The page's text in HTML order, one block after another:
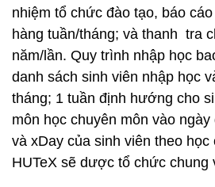
nhiệm tổ chức đào tạo, báo
hàng tuần/tháng; và thanh tra
năm/lần. Quy trình nhập học
danh sách sinh viên nhập học
tháng; 1 tuần định hướng cho
môn học chuyên môn vào
và xDay của sinh viên theo
HUTeX sẽ dược tổ chức chung